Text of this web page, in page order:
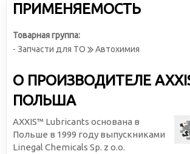
ПРИМЕНЯЕМОСТЬ
Товарная группа:
- Запчасти для ТО
Автохимия
О ПРОИЗВОДИТЕЛЕ
ПОЛЬША
AXXIS™ Lubricants основана в
Польше в 1999 году выпускниками
Linegal Chemicals Sp. z o.o.